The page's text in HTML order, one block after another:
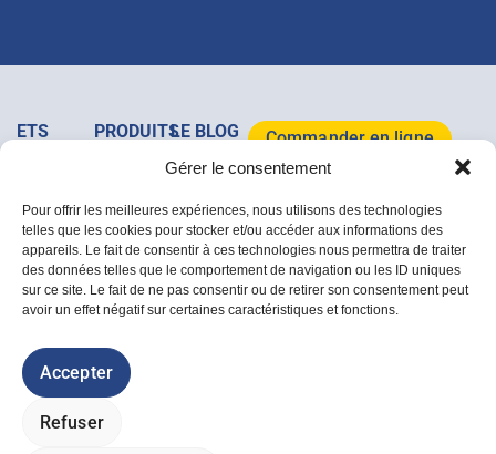
Gérer le consentement
Pour offrir les meilleures expériences, nous utilisons des technologies
telles que les cookies pour stocker et/ou accéder aux informations des
appareils. Le fait de consentir à ces technologies nous permettra de traiter
des données telles que le comportement de navigation ou les ID uniques
sur ce site. Le fait de ne pas consentir ou de retirer son consentement peut
avoir un effet négatif sur certaines caractéristiques et fonctions.
Accepter
Refuser
ETS
07 67
Rue de la
Dîme, 1A
/ B-7133,
Buvrinnes
info@majois.com
PRODUITS
SERVICES
Acier
Bois
de
jardin
Accessoires
Déstockage
LE BLOG
Tous les
Commander en ligne
Télécharger le
Politique des cookies
Politique de confidentialité
Livraisons et retours